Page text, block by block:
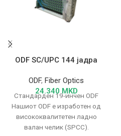
ODF SC/UPC 144 јадра
ODF, Fiber Optics
24.340 MKD
Стандарден 19-инчен ODF
Нашиот ODF е изработен од
висококвалитетен ладно
валан челик (SPCC).